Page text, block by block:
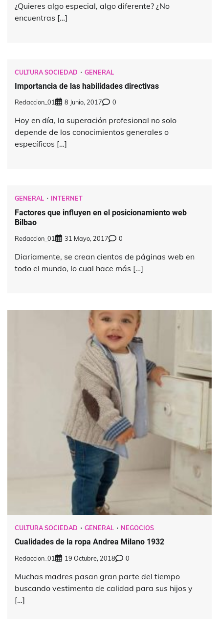
¿Quieres algo especial, algo diferente? ¿No
encuentras […]
CULTURA SOCIEDAD GENERAL
Importancia de las habilidades directivas
Redaccion_01 8 Junio, 2017 0
Hoy en día, la superación profesional no solo
depende de los conocimientos generales o
específicos […]
GENERAL INTERNET
Factores que influyen en el posicionamiento web
Bilbao
Redaccion_01 31 Mayo, 2017 0
Diariamente, se crean cientos de páginas web en
todo el mundo, lo cual hace más […]
CULTURA SOCIEDAD GENERAL NEGOCIOS
Cualidades de la ropa Andrea Milano 1932
Redaccion_01 19 Octubre, 2018 0
Muchas madres pasan gran parte del tiempo
buscando vestimenta de calidad para sus hijos y
[…]